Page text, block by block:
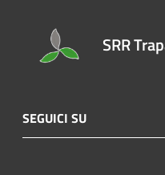
SRR
SEGUICI SU